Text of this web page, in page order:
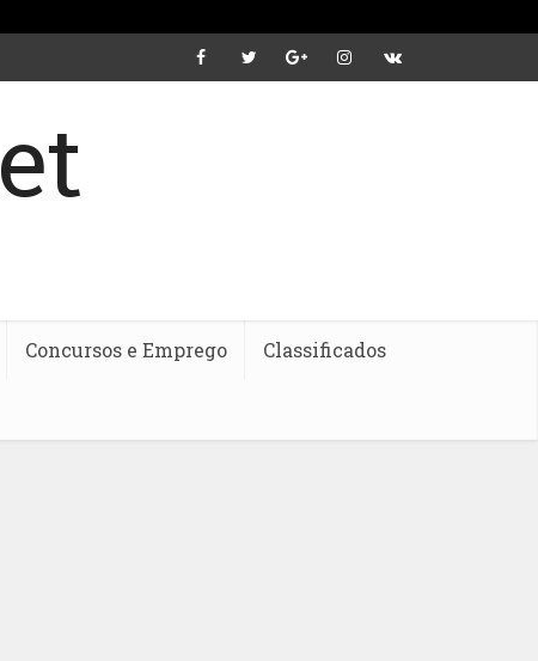
Concursos e Emprego Classificados